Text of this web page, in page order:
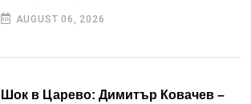
AUGUST 06, 2026
Шок в Царево: Димитър Ковачев –